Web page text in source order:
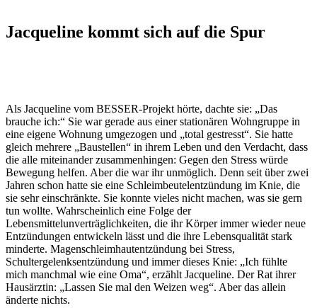
Jacqueline kommt sich auf die Spur
Als Jacqueline vom BESSER-Projekt hörte, dachte sie: „Das
brauche ich:“ Sie war gerade aus einer stationären Wohngruppe in
eine eigene Wohnung umgezogen und „total gestresst“. Sie hatte
gleich mehrere „Baustellen“ in ihrem Leben und den Verdacht, dass
die alle miteinander zusammenhingen: Gegen den Stress würde
Bewegung helfen. Aber die war ihr unmöglich. Denn seit über zwei
Jahren schon hatte sie eine Schleimbeutelentzündung im Knie, die
sie sehr einschränkte. Sie konnte vieles nicht machen, was sie gern
tun wollte. Wahrscheinlich eine Folge der
Lebensmittelunverträglichkeiten, die ihr Körper immer wieder neue
Entzündungen entwickeln lässt und die ihre Lebensqualität stark
minderte. Magenschleimhautentzündung bei Stress,
Schultergelenksentzündung und immer dieses Knie: „Ich fühlte
mich manchmal wie eine Oma“, erzählt Jacqueline. Der Rat ihrer
Hausärztin: „Lassen Sie mal den Weizen weg“. Aber das allein
änderte nichts.